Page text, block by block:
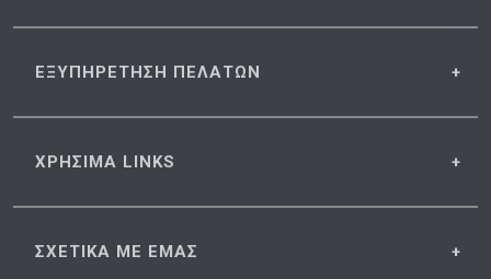
ΕΞΥΠΗΡΕΤΗΣΗ ΠΕΛΑΤΩΝ
ΧΡΗΣΙΜΑ LINKS
ΣΧΕΤΙΚΑ ΜΕ ΕΜΑΣ